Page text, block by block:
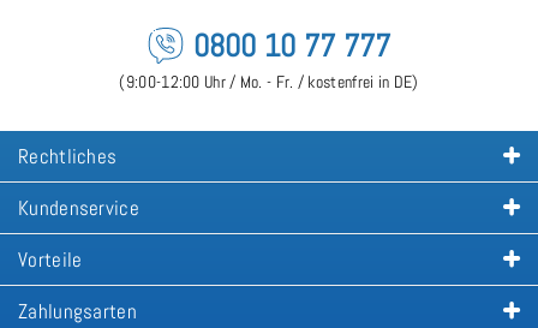
0800 10 77 777
(9:00-12:00 Uhr / Mo. - Fr. / kostenfrei in DE)
Rechtliches
Kundenservice
Vorteile
Zahlungsarten